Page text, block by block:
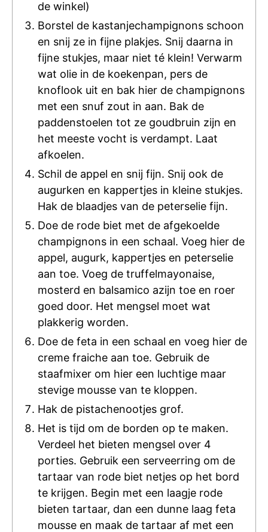
de winkel)
Borstel de kastanjechampignons schoon
en snij ze in fijne plakjes. Snij daarna in
fijne stukjes, maar niet té klein! Verwarm
wat olie in de koekenpan, pers de
knoflook uit en bak hier de champignons
met een snuf zout in aan. Bak de
paddenstoelen tot ze goudbruin zijn en
het meeste vocht is verdampt. Laat
afkoelen.
Schil de appel en snij fijn. Snij ook de
augurken en kappertjes in kleine stukjes.
Hak de blaadjes van de peterselie fijn.
Doe de rode biet met de afgekoelde
champignons in een schaal. Voeg hier de
appel, augurk, kappertjes en peterselie
aan toe. Voeg de truffelmayonaise,
mosterd en balsamico azijn toe en roer
goed door. Het mengsel moet wat
plakkerig worden.
Doe de feta in een schaal en voeg hier de
creme fraiche aan toe. Gebruik de
staafmixer om hier een luchtige maar
stevige mousse van te kloppen.
Hak de pistachenootjes grof.
Het is tijd om de borden op te maken.
Verdeel het bieten mengsel over 4
porties. Gebruik een serveerring om de
tartaar van rode biet netjes op het bord
te krijgen. Begin met een laagje rode
bieten tartaar, dan een dunne laag feta
mousse en maak de tartaar af met een